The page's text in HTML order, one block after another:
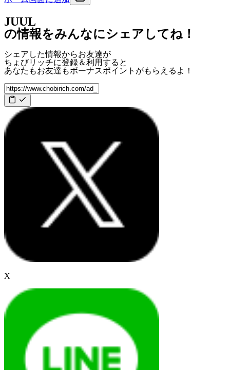
JUUL
の情報をみんなにシェアしてね！
シェアした情報からお友達が
ちょびリッチに登録＆利用すると
あなたもお友達もボーナスポイント がもらえるよ！
X